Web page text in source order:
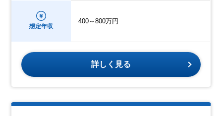
想定年収
400～800万円
詳しく見る